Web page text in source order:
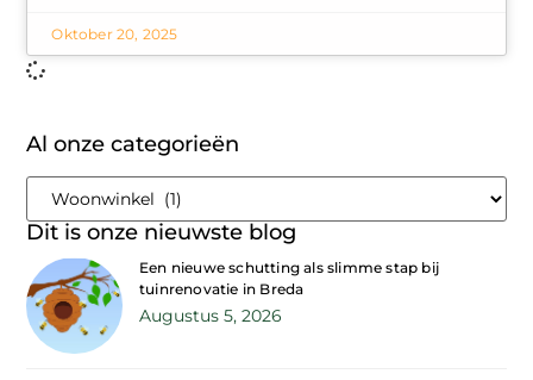
Oktober 20, 2025
Al onze categorieën
Dit is onze nieuwste blog
Een nieuwe schutting als slimme stap bij
tuinrenovatie in Breda
Augustus 5, 2026